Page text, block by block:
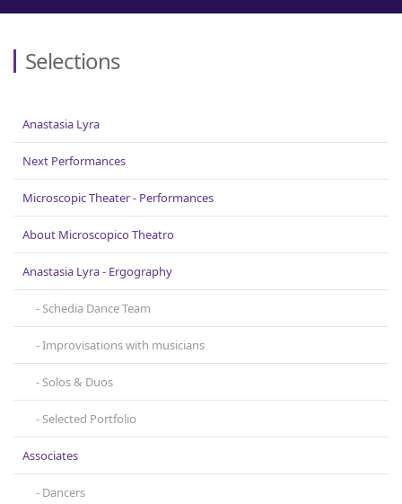
Selections
Anastasia Lyra
Next Performances
Microscopic Theater - Performances
About Microscopicο Theatro
Anastasia Lyra - Ergography
Schedia Dance Team
Improvisations with musicians
Solos & Duos
Selected Portfolio
Associates
Dancers